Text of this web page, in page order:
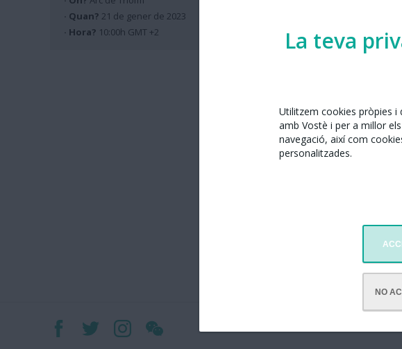
La teva
Utilitzem cookies pròpies i
amb Vostè i per a millor
navegació, així com
personalitzades.
NO
· Quan? 21 de gener de 2023
· Hora? 10:00h GMT +2